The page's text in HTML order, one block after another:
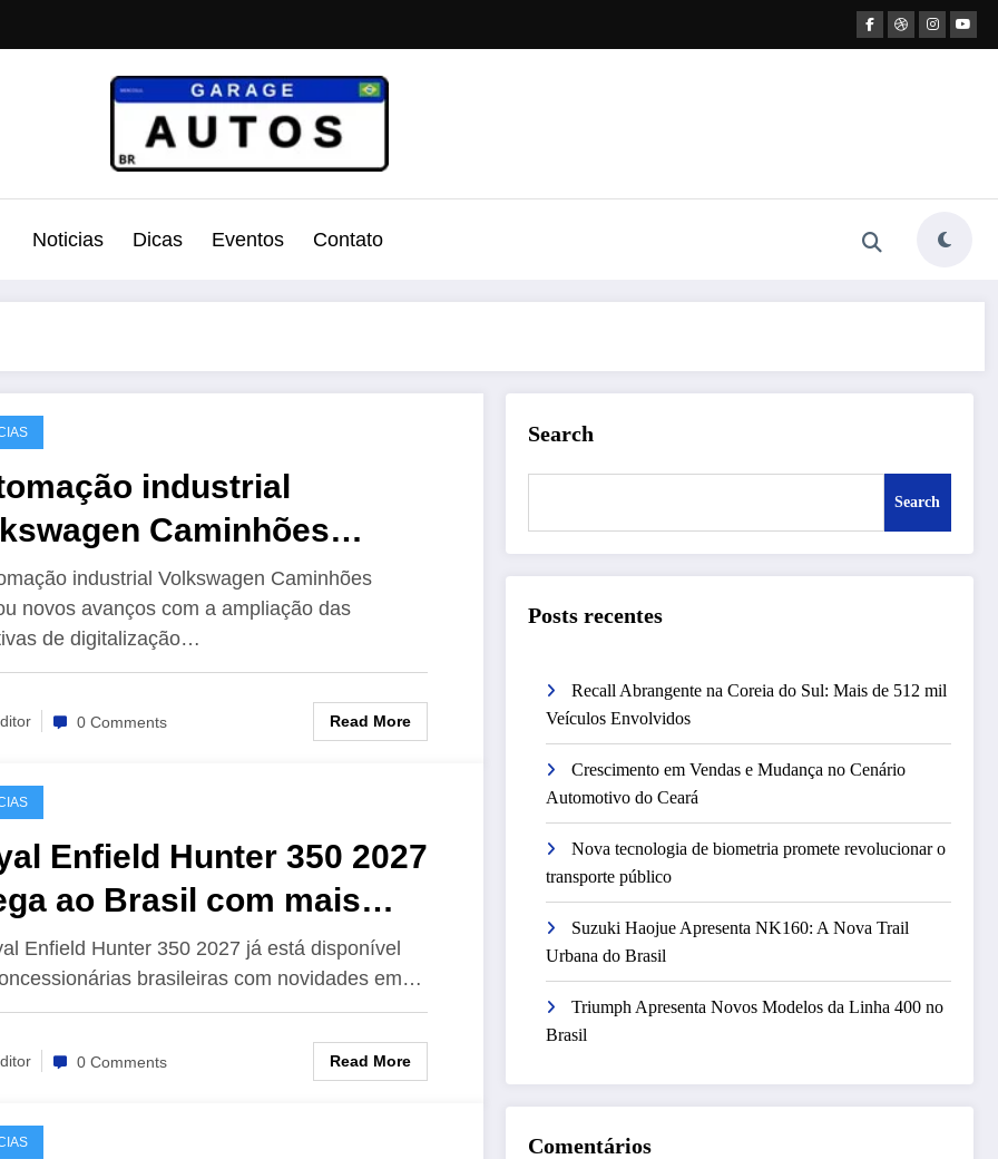
Noticias Dicas Eventos Contato
industrial
Caminhões
com monitoramento
real e novas células
industrial Volkswagen Caminhões
novos avanços com a ampliação das
de digitalização…
0 Comments Read More
Enfield Hunter 350 2027
ao Brasil com mais
e preços a partir de
Enfield Hunter 350 2027 já está disponível
brasileiras com novidades em…
0 Comments Read More
Search
Search
Posts recentes
Recall Abrangente na Coreia do Sul: Mais de 512 mil
Veículos Envolvidos
Crescimento em Vendas e Mudança no Cenário
Automotivo do Ceará
Nova tecnologia de biometria promete revolucionar o
transporte público
Suzuki Haojue Apresenta NK160: A Nova Trail
Urbana do Brasil
Triumph Apresenta Novos Modelos da Linha 400 no
Brasil
Comentários